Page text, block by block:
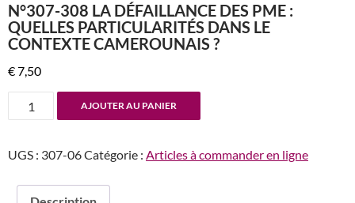
N°307-308 LA DÉFAILLANCE DES PME :
QUELLES PARTICULARITÉS DANS LE
CONTEXTE CAMEROUNAIS ?
€7,50
quantité
de
308
défaillance
AJOUTER AU PANIER
UGS : 307-06Catégorie : Articles à commander en ligne